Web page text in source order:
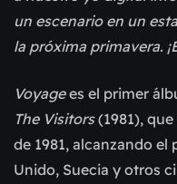
un escenario en un
la próxima primavera.
Voyagees el primer
The Visitors(1981),
de 1981, alcanzando el
Unido, Suecia y otros